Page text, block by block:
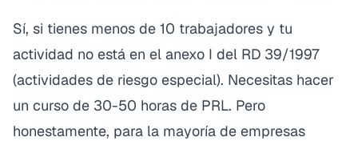
Sí, si tienes menos de 10 trabajadores y tu
actividad no está en el anexo I del RD 39/1997
(actividades de riesgo especial). Necesitas hacer
un curso de 30-50 horas de PRL. Pero
honestamente, para la mayoría de empresas